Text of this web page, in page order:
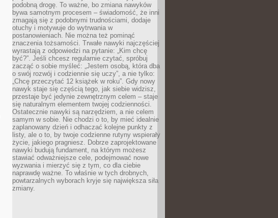
podobną drogę. To ważne, bo zmiana nawyków
bywa samotnym procesem – świadomość, że inni
zmagają się z podobnymi trudnościami, dodaje
otuchy i motywuje do wytrwania w
postanowieniach. Nie można też pominąć
znaczenia tożsamości. Trwałe nawyki najczęściej
wyrastają z odpowiedzi na pytanie: „Kim chcę
być?”. Jeśli chcesz regularnie czytać, spróbuj
zacząć o sobie myśleć: „Jestem osobą, która dba
o swój rozwój i codziennie się uczy”, a nie tylko:
„Chcę przeczytać 12 książek w roku”. Gdy nowy
nawyk staje się częścią tego, jak siebie widzisz,
przestaje być jedynie zewnętrznym celem – staje
się naturalnym elementem twojej codzienności.
Ostatecznie nawyki są narzędziem, a nie celem
samym w sobie. Nie chodzi o to, by mieć idealnie
zaplanowany dzień i odhaczać kolejne punkty z
listy, ale o to, by twoje codzienne rutyny wspierały
życie, jakiego pragniesz. Dobrze zaprojektowane
nawyki budują fundament, na którym możesz
stawiać odważniejsze cele, podejmować nowe
wyzwania i mierzyć się z tym, co dla ciebie
naprawdę ważne. To właśnie w tych drobnych,
powtarzalnych wyborach kryje się największa siła
zmiany.